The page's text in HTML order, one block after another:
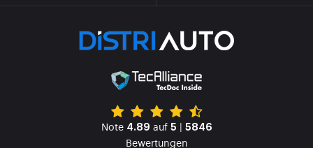
Note 4.89 auf 5 | 5846
Bewertungen